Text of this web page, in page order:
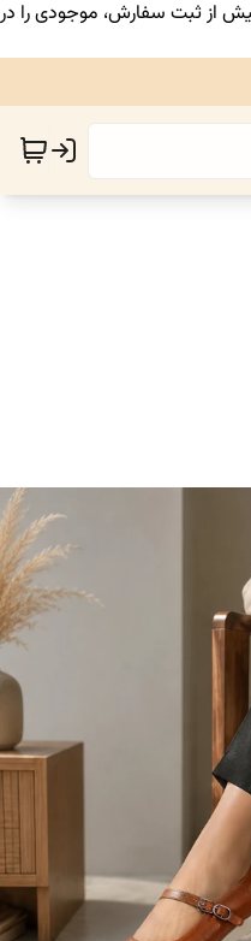
از ثبت سفارش، موجودی را در